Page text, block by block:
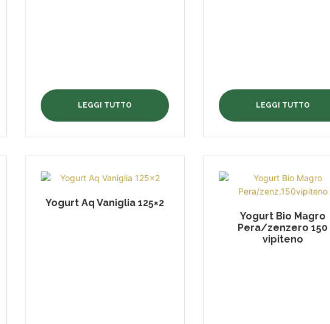
LEGGI TUTTO LEGGI TUTTO
Yogurt Aq Vaniglia 125×2
Yogurt Bio Magro
Pera/zenzero 150
vipiteno